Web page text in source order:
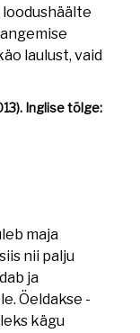
laulust, vaid
Inglise tõlge:
maja
nii palju
ja
Öeldakse -
kägu